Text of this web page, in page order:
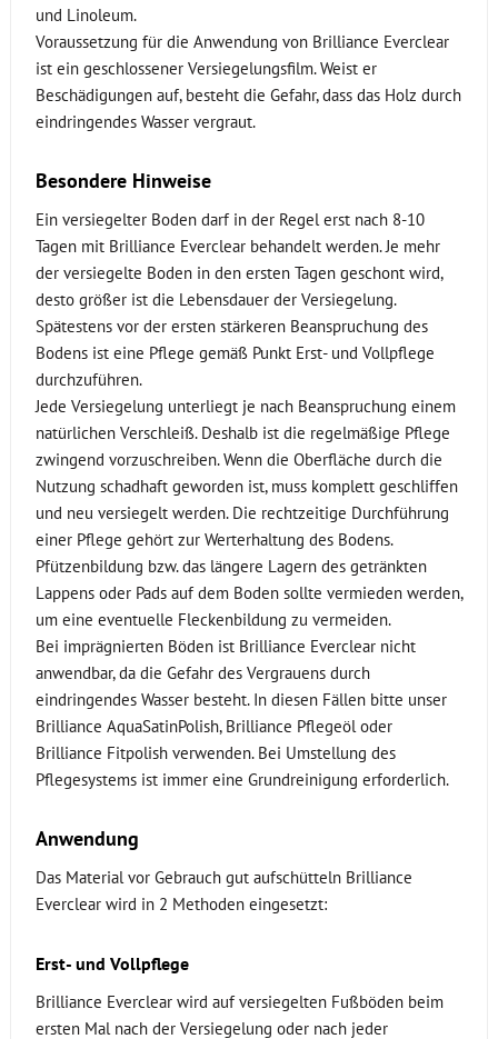
und Linoleum.
Voraussetzung für die Anwendung von Brilliance Everclear
ist ein geschlossener Versiegelungsfilm. Weist er
Beschädigungen auf, besteht die Gefahr, dass das Holz durch
eindringendes Wasser vergraut.
Besondere Hinweise
Ein versiegelter Boden darf in der Regel erst nach 8-10
Tagen mit Brilliance Everclear behandelt werden. Je mehr
der versiegelte Boden in den ersten Tagen geschont wird,
desto größer ist die Lebensdauer der Versiegelung.
Spätestens vor der ersten stärkeren Beanspruchung des
Bodens ist eine Pflege gemäß Punkt Erst- und Vollpflege
durchzuführen.
Jede Versiegelung unterliegt je nach Beanspruchung einem
natürlichen Verschleiß. Deshalb ist die regelmäßige Pflege
zwingend vorzuschreiben. Wenn die Oberfläche durch die
Nutzung schadhaft geworden ist, muss komplett geschliffen
und neu versiegelt werden. Die rechtzeitige Durchführung
einer Pflege gehört zur Werterhaltung des Bodens.
Pfützenbildung bzw. das längere Lagern des getränkten
Lappens oder Pads auf dem Boden sollte vermieden werden,
um eine eventuelle Fleckenbildung zu vermeiden.
Bei imprägnierten Böden ist Brilliance Everclear nicht
anwendbar, da die Gefahr des Vergrauens durch
eindringendes Wasser besteht. In diesen Fällen bitte unser
Brilliance AquaSatinPolish, Brilliance Pflegeöl oder
Brilliance Fitpolish verwenden. Bei Umstellung des
Pflegesystems ist immer eine Grundreinigung erforderlich.
Anwendung
Das Material vor Gebrauch gut aufschütteln Brilliance
Everclear wird in 2 Methoden eingesetzt:
Erst- und Vollpflege
Brilliance Everclear wird auf versiegelten Fußböden beim
ersten Mal nach der Versiegelung oder nach jeder